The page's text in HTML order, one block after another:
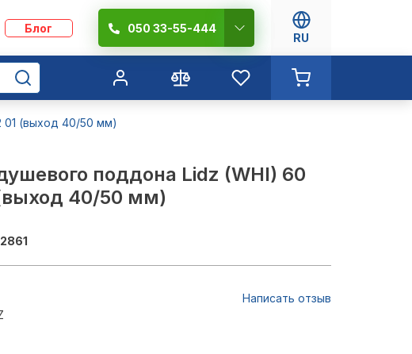
Блог 050 33-55-444
RU
01 (выход 40/50 мм)
поддона Lidz (WHI) 60
40/50 мм)
Написать отзыв